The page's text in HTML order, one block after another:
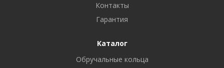
Контакты
Гарантия
Каталог
Обручальные кольца